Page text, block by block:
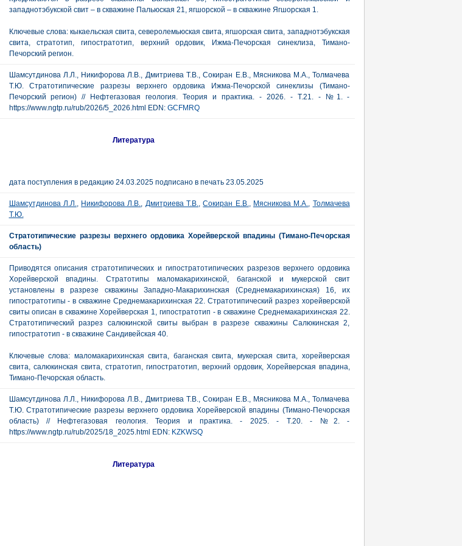
западнотэбукской свит – в скважине Пальюская 21, ягшорской – в скважине Ягшорская 1.
Ключевые слова: кыкаельская свита, северолемьюская свита, ягшорская свита, западнотэбукская
свита, стратотип, гипостратотип, верхний ордовик, Ижма-Печорская синеклиза, Тимано-
Печорский регион.
Шамсутдинова Л.Л., Никифорова Л.В., Дмитриева Т.В., Сокиран Е.В., Мясникова М.А., Толмачева
Т.Ю. Стратотипические разрезы верхнего ордовика Ижма-Печорской синеклизы (Тимано-
Печорский регион) // Нефтегазовая геология. Теория и практика. - 2026. - Т.21. - №1. -
https://www.ngtp.ru/rub/2026/5_2026.html EDN: GCFMRQ
Литература
дата поступления в редакцию 24.03.2025 подписано в печать 23.05.2025
Шамсутдинова Л.Л., Никифорова Л.В., Дмитриева Т.В.,Сокиран Е.В., Мясникова М.А., Толмачева
Т.Ю.
Стратотипические разрезы верхнего ордовика Хорейверской впадины (Тимано-Печорская
область)
Приводятся описания стратотипических и гипостратотипических разрезов верхнего ордовика
Хорейверской впадины. Стратотипы маломакарихинской, баганской и мукерской свит
установлены в разрезе скважины Западно-Макарихинская (Среднемакарихинская) 16, их
гипостратотипы - в скважине Среднемакарихинская 22. Стратотипический разрез хорейверской
свиты описан в скважине Хорейверская 1, гипостратотип - в скважине Среднемакарихинская 22.
Стратотипический разрез салюкинской свиты выбран в разрезе скважины Салюкинская 2,
гипостратотип - в скважине Сандивейская 40.
Ключевые слова: маломакарихинская свита, баганская свита, мукерская свита, хорейверская
свита, салюкинская свита, стратотип, гипостратотип, верхний ордовик, Хорейверская впадина,
Тимано-Печорская область.
Шамсутдинова Л.Л., Никифорова Л.В., Дмитриева Т.В., Сокиран Е.В., Мясникова М.А., Толмачева
Т.Ю. Стратотипические разрезы верхнего ордовика Хорейверской впадины (Тимано-Печорская
область) // Нефтегазовая геология. Теория и практика. - 2025. - Т.20. - №2. -
https://www.ngtp.ru/rub/2025/18_2025.html EDN: KZKWSQ
Литература